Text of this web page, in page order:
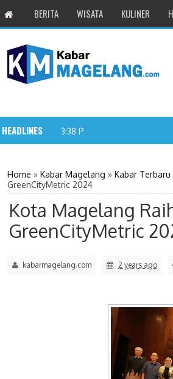
BERITA WISATA KULINER
HEADLINES 3:38 PM
Home » Kabar Magelang » Kabar
GreenCityMetric 2024
Kota Magelang
GreenCityMetric
kabarmagelang.com 2 years ago